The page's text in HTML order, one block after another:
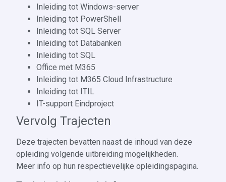
Inleiding tot Windows-server
Inleiding tot PowerShell
Inleiding tot SQL Server
Inleiding tot Databanken
Inleiding tot SQL
Office met M365
Inleiding tot M365 Cloud Infrastructure
Inleiding tot ITIL
IT-support Eindproject
Vervolg Trajecten
Deze trajecten bevatten naast de inhoud van deze
opleiding volgende uitbreiding mogelijkheden.
Meer info op hun respectievelijke opleidingspagina.